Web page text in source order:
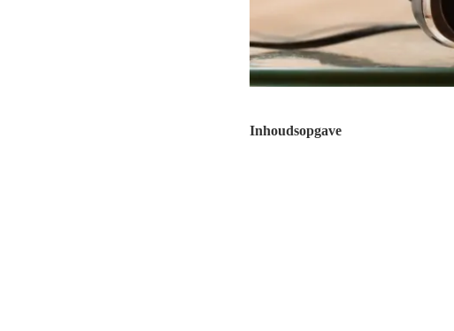
Inhoudsopgave